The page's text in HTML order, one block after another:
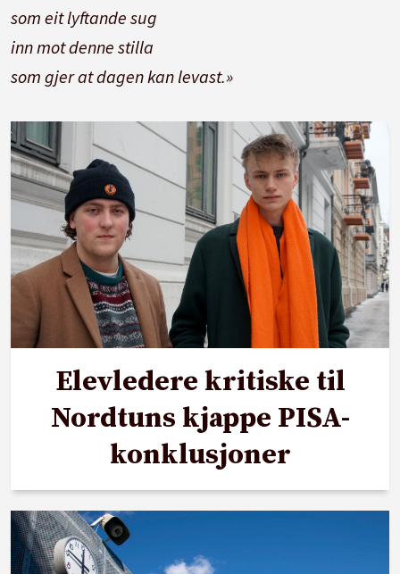
som eit lyftande sug
inn mot denne stilla
som gjer at dagen kan levast.»
Elevledere kritiske til
Nordtuns kjappe PISA-
konklusjoner